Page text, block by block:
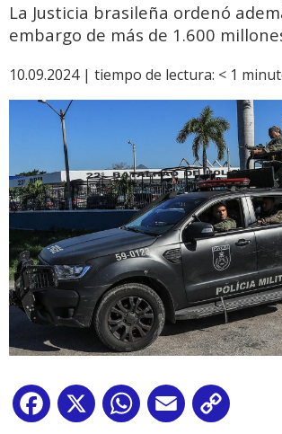
La Justicia brasileña ordenó
embargo de más de 1.600
10.09.2024 | tiempo de lectura: < 1
Facebook
X WhatsApp
Email